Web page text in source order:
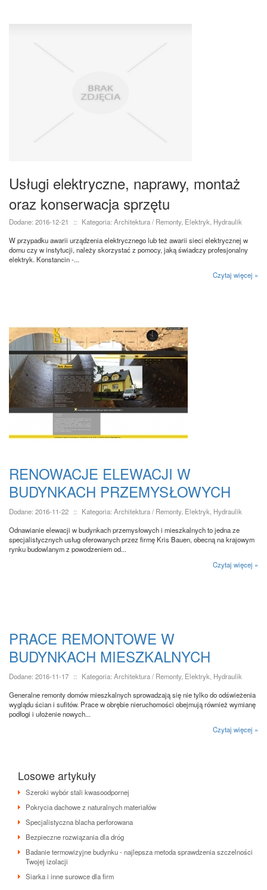
Usługi elektryczne, naprawy, montaż
oraz konserwacja sprzętu
Dodane: 2016-12-21 ::
Kategoria: Architektura / Remonty, Elektryk, Hydraulik
W przypadku awarii urządzenia elektrycznego lub też awarii sieci elektrycznej w
domu czy w instytucji, należy skorzystać z pomocy, jaką świadczy profesjonalny
elektryk. Konstancin -...
Czytaj więcej »
RENOWACJE ELEWACJI W
BUDYNKACH PRZEMYSŁOWYCH
Dodane: 2016-11-22 ::
Kategoria: Architektura / Remonty, Elektryk, Hydraulik
Odnawianie elewacji w budynkach przemysłowych i mieszkalnych to jedna ze
specjalistycznych usług oferowanych przez firmę Kris Bauen, obecną na krajowym
rynku budowlanym z powodzeniem od...
Czytaj więcej »
PRACE REMONTOWE W
BUDYNKACH MIESZKALNYCH
Dodane: 2016-11-17 ::
Kategoria: Architektura / Remonty, Elektryk, Hydraulik
Generalne remonty domów mieszkalnych sprowadzają się nie tylko do odświeżenia
wyglądu ścian i sufitów. Prace w obrębie nieruchomości obejmują również wymianę
podłogi i ułożenie nowych...
Czytaj więcej »
Losowe artykuły
Szeroki wybór stali kwasoodpornej
Pokrycia dachowe z naturalnych materiałów
Specjalistyczna blacha perforowana
Bezpieczne rozwiązania dla dróg
Badanie termowizyjne budynku - najlepsza metoda sprawdzenia szczelności
Twojej izolacji
Siarka i inne surowce dla firm